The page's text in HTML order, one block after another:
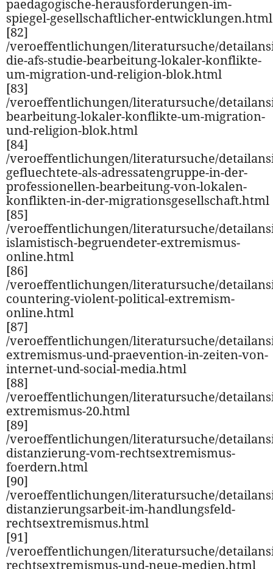
paedagogische-herausforderungen-im-
spiegel-gesellschaftlicher-entwicklungen.html
[82]
/veroeffentlichungen/literatursuche/
die-afs-studie-bearbeitung-lokaler-konflikte-
um-migration-und-religion-blok.html
[83]
/veroeffentlichungen/literatursuche/
bearbeitung-lokaler-konflikte-um-migration-
und-religion-blok.html
[84]
/veroeffentlichungen/literatursuche/
gefluechtete-als-adressatengruppe-in-der-
professionellen-bearbeitung-von-lokalen-
konflikten-in-der-migrationsgesellschaft.html
[85]
/veroeffentlichungen/literatursuche/
islamistisch-begruendeter-extremismus-
online.html
[86]
/veroeffentlichungen/literatursuche/
countering-violent-political-extremism-
online.html
[87]
/veroeffentlichungen/literatursuche/
extremismus-und-praevention-in-zeiten-von-
internet-und-social-media.html
[88]
/veroeffentlichungen/literatursuche/
extremismus-20.html
[89]
/veroeffentlichungen/literatursuche/
distanzierung-vom-rechtsextremismus-
foerdern.html
[90]
/veroeffentlichungen/literatursuche/
distanzierungsarbeit-im-handlungsfeld-
rechtsextremismus.html
[91]
/veroeffentlichungen/literatursuche/
rechtsextremismus-und-neue-medien.html